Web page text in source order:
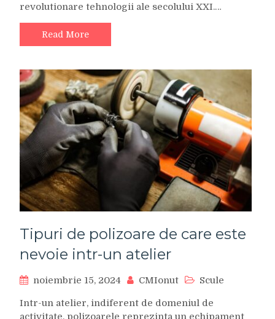
revolutionare tehnologii ale secolului XXI.…
Read More
Tipuri de polizoare de care este
nevoie intr-un atelier
noiembrie 15, 2024 CMIonut Scule
Intr-un atelier, indiferent de domeniul de
activitate, polizoarele reprezinta un echipament